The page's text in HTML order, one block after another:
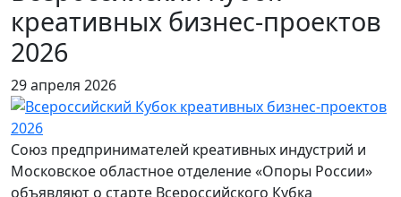
креативных бизнес-проектов
2026
29 апреля 2026
Союз предпринимателей креативных индустрий и
Московское областное отделение «Опоры России»
объявляют о старте Всероссийского Кубка